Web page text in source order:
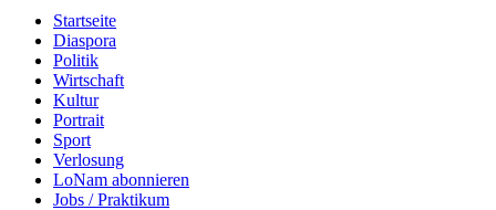
Startseite
Diaspora
Politik
Wirtschaft
Kultur
Portrait
Sport
Verlosung
LoNam abonnieren
Jobs / Praktikum